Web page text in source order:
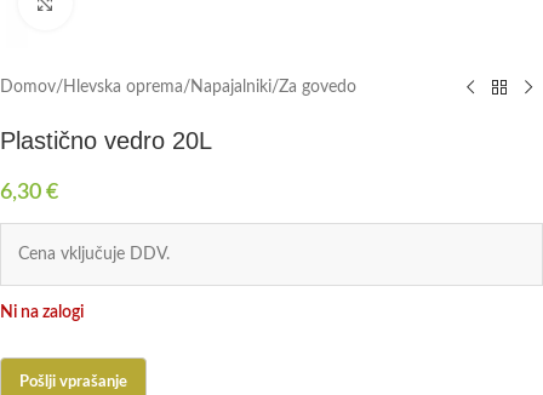
Domov/ Hlevska oprema/ Napajalniki/Za govedo
Plastično vedro 20L
6,30 €
Cena vključuje DDV.
Ni na zalogi